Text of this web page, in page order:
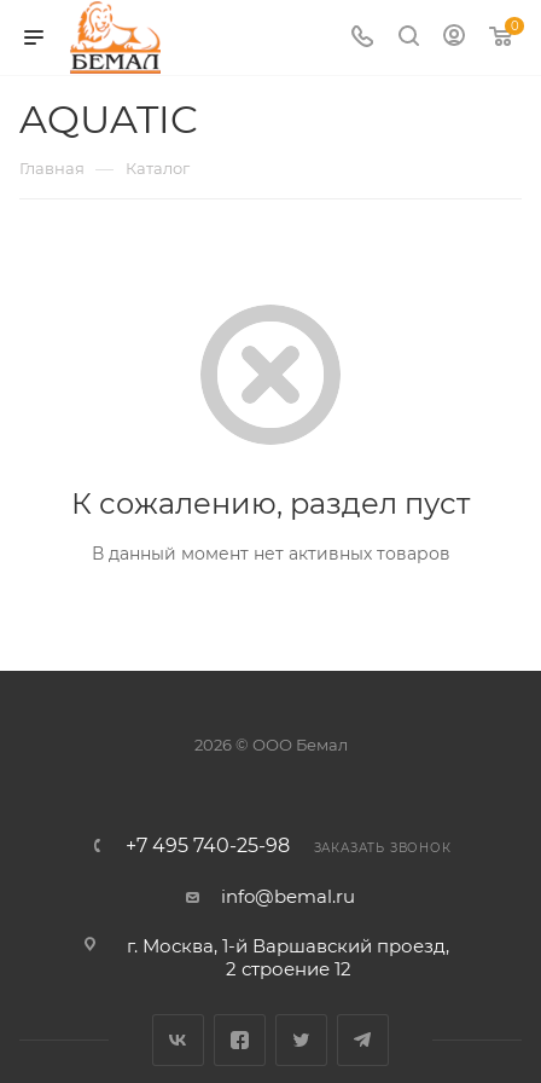
0
AQUATIC
Главная — Каталог
К сожалению, раздел пуст
В данный момент нет активных товаров
2026 © ООО Бемал
+7 495 740-25-98 ЗАКАЗАТЬ ЗВОНОК
info@bemal.ru
г. Москва, 1-й Варшавский проезд,
2 строение 12